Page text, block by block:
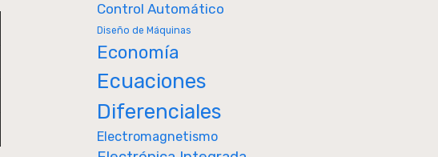
Control Automático
Diseño de Máquinas
Economía
Ecuaciones
Diferenciales
Electromagnetismo